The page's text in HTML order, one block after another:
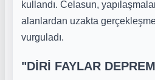
kullandı. Celasun,
alanlardan uzakta
vurguladı.
"DİRİ FAYLAR